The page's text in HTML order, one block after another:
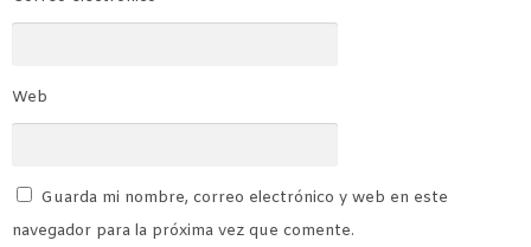
Web
Guarda mi nombre, correo electrónico y web en este
navegador para la próxima vez que comente.